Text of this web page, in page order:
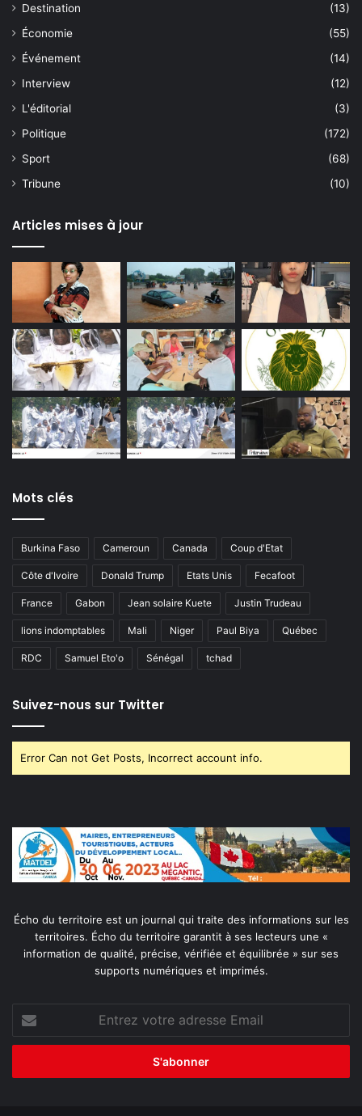
Destination
(13)
Économie
(55)
Événement
(14)
Interview
(12)
L'éditorial
(3)
Politique
(172)
Sport
(68)
Tribune
(10)
Articles mises à jour
Mots clés
Burkina Faso Cameroun Canada Coup d'Etat
Côte d'Ivoire Donald Trump Etats Unis Fecafoot
France Gabon Jean solaire Kuete Justin Trudeau
lions indomptables Mali Niger Paul Biya Québec
RDC Samuel Eto'o Sénégal tchad
Suivez-nous sur Twitter
Error Can not Get Posts, Incorrect account info.
Écho du territoire est un journal qui traite des informations sur les
territoires. Écho du territoire garantit à ses lecteurs une «
information de qualité, précise, vérifiée et équilibrée » sur ses
supports numériques et imprimés.
votre
adresse